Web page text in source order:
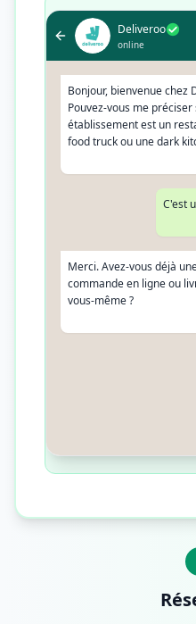
Deliveroo
online
Bonjour, bienvenue chez
Pouvez-vous me
établissement est un
food truck ou une dark
C'est
Merci. Avez-vous déjà
commande en ligne ou
vous-même ?